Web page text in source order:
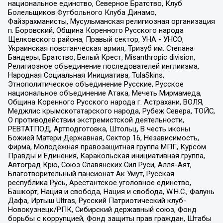
национальное единство, Северное Братство, Клуб
Болельщиков Футбольного Клуба Динамо,
Файзрахманисты, Мусульманская религиозная организация
п. Боровский, Община Коренного Русского народа
Щелковского района, Правый сектор, УНА - УНСО,
Украинская повстанческая армия, Тризуб им. Степана
Бандеры, Братство, Белый Крест, Misanthropic division,
Религиозное объединение последователей инглиизма,
Народная Социальная Инициатива, TulaSkins,
Этнополитическое объединение Русские, Русское
национальное объединение Атака, Мечеть Мирмамеда,
Община Коренного Русского народа г. Астрахани, ВОЛЯ,
Меджлис крымскотатарского народа, Рубеж Севера, ТОЙС,
О противодействии экстремистской деятельности,
РЕВТАТПОД, Артподготовка, Штольц, В честь иконы
Божией Матери Державная, Сектор 16, Независимость,
Фирма, Молодежная правозащитная группа МПГ, Курсом
Правды и Единения, Каракольская инициативная группа,
Автоград Крю, Союз Славянских Сил Руси, Алля-Аят,
Благотворительный пансионат Ак Умут, Русская
республика Русь, Арестантское уголовное единство,
Башкорт, Нация и свобода, Нация и свобода, W.H.С., Фалунь
Дафа, Иртыш Ultras, Русский Патриотический клуб-
Новокузнецк/РПК, Сибирский державный союз, Фонд
борьбы с коррупцией, Фонд защиты прав граждан, Штабы